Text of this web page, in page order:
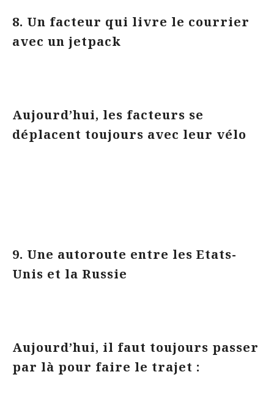
8. Un facteur qui livre le courrier
avec un jetpack
Aujourd’hui, les facteurs se
déplacent toujours avec leur vélo
9. Une autoroute entre les Etats-
Unis et la Russie
Aujourd’hui, il faut toujours passer
par là pour faire le trajet :